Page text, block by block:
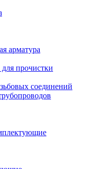
арматура
прочистки
соединений